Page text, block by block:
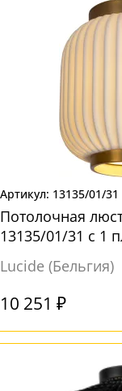
13135/01/31
Потолочная
13135/01/31 с 1
Lucide (Бельгия)
10 251 ₽